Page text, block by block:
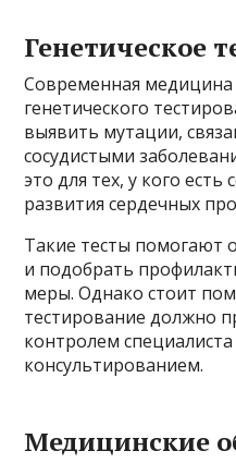
Генетическое
Современная
генетического
выявить мутации,
сосудистыми
это для тех, у кого
развития сердечных
Такие тесты помогают
и подобрать
меры. Однако стоит
тестирование должно
контролем
консультированием.
Медицинские